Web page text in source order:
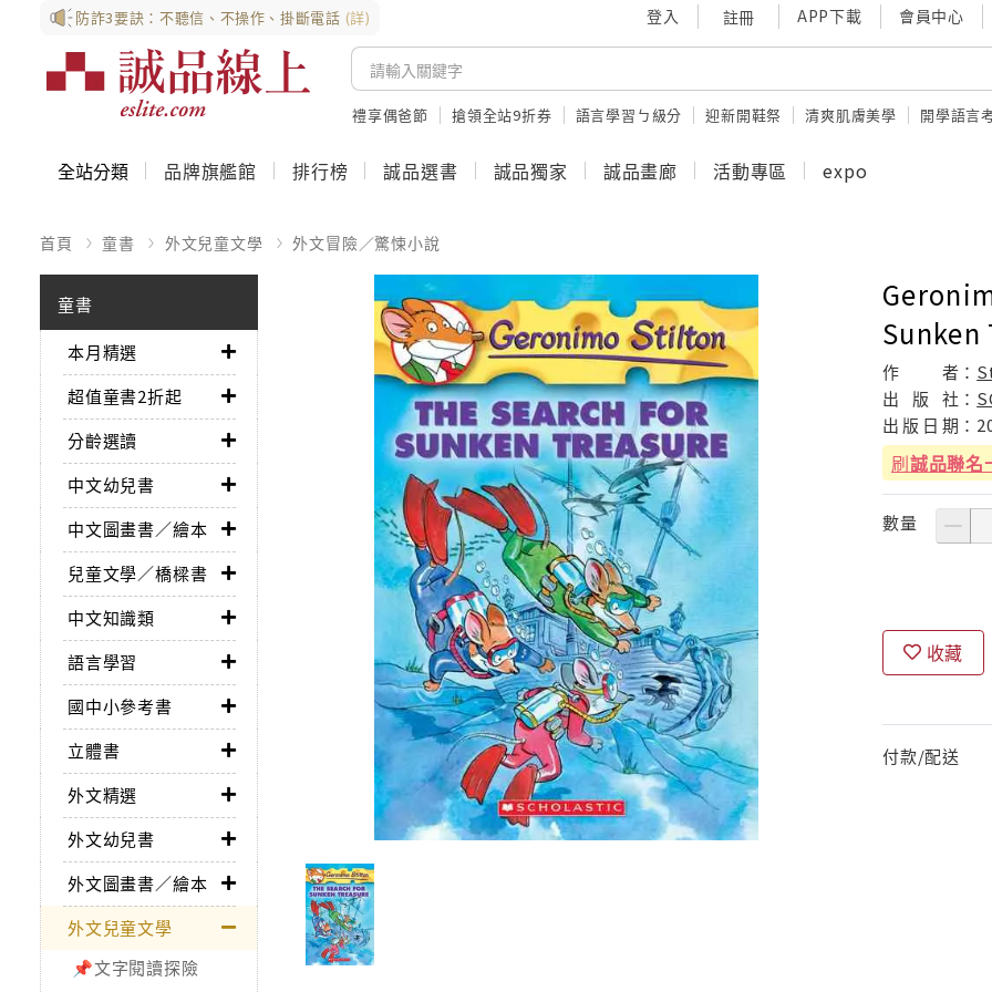
防詐3要訣：不聽信、不操作、掛斷電話 (詳) 登入 註冊 APP下載 會員中心
禮享偶爸節 搶領全站9折券 語言學習ㄅ級分 迎新開鞋祭 清爽肌膚美學 開學語言
全站分類 品牌旗艦館 排行榜 誠品選書 誠品獨家 誠品畫廊 活動專區 expo
首頁 童書 外文兒童文學 外文冒險／驚悚小說
童書
本月精選
超值童書2折起
分齡選讀
中文幼兒書
中文圖畫書／繪本
兒童文學／橋樑書
中文知識類
語言學習
國中小參考書
立體書
外文精選
外文幼兒書
外文圖畫書／繪本
外文兒童文學
📌文字閱讀探險
Sunken
作 者：
出
版 社：
出 版 日 期：
刷誠品聯名
數量
收藏
付款/配送